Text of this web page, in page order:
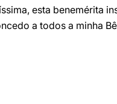
esta benemérita
a todos a minha